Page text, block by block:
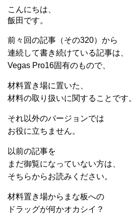
こんにちは、
飯田です。
前々回の記事（その320）から
連続して書き続けている記事は、
Vegas Pro16固有のもので、
材料置き場に置いた、
材料の取り扱いに関することです。
それ以外のバージョンでは
お役に立ちません。
以前の記事を
まだ御覧になっていない方は、
そちらからお読みください。
材料置き場からまな板への
ドラッグが何かオカシイ？